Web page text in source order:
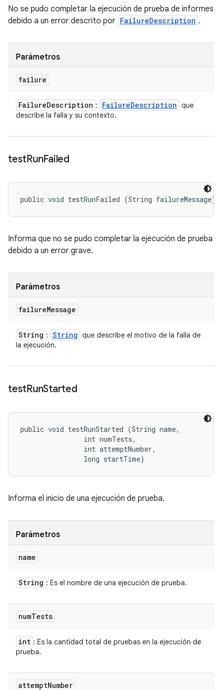
No se pudo completar la ejecución de prueba de informes
debido a un error descrito por FailureDescription .
Parámetros
failure
FailureDescription : FailureDescription que
describe la falla y su contexto.
testRunFailed
public void testRunFailed (String failureMessage)
Informa que no se pudo completar la ejecución de prueba
debido a un error grave.
Parámetros
failureMessage
String : String que describe el motivo de la falla de
la ejecución.
testRunStarted
public void testRunStarted (String name,
                int numTests,
                int attemptNumber,
                long startTime)
Informa el inicio de una ejecución de prueba.
Parámetros
name
String : Es el nombre de una ejecución de prueba.
numTests
int : Es la cantidad total de pruebas en la ejecución de
prueba.
attemptNumber